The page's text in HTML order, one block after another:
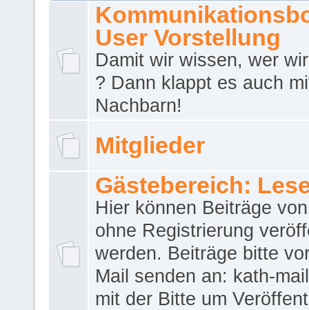
User Vorstellung
Damit wir wissen, wer
? Dann klappt es auch
Nachbarn!
Mitglieder
Gästebereich:
Hier können Beiträge
ohne Registrierung
werden. Beiträge bitte
Mail senden an: kath-
mit der Bitte um